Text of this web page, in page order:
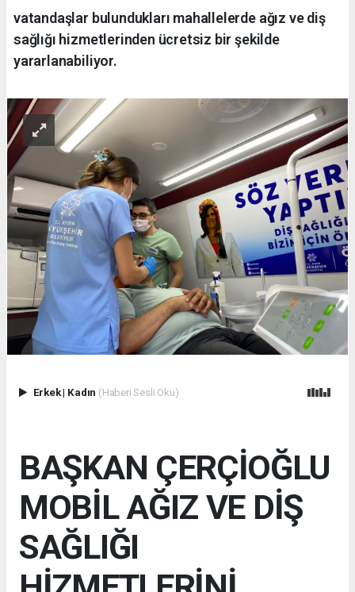
vatandaşlar bulundukları mahallelerde ağız ve diş
sağlığı hizmetlerinden ücretsiz bir şekilde
yararlanabiliyor.
Erkek| Kadın (Haberi Sesli Oku)
BAŞKAN ÇERÇİOĞLU
MOBİL AĞIZ VE DİŞ
SAĞLIĞI